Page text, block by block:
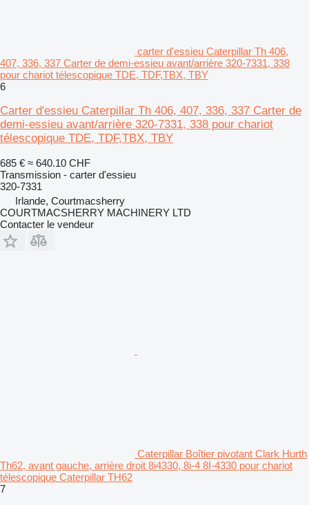
carter d'essieu Caterpillar Th 406,
407, 336, 337 Carter de demi-essieu avant/arrière 320-7331, 338
pour chariot télescopique TDE, TDF,TBX, TBY
6
Carter d'essieu Caterpillar Th 406, 407, 336, 337 Carter de
demi-essieu avant/arrière 320-7331, 338 pour chariot
télescopique TDE, TDF,TBX, TBY
685 € ≈ 640.10 CHF
Transmission - carter d'essieu
320-7331
Irlande, Courtmacsherry
COURTMACSHERRY MACHINERY LTD
Contacter le vendeur
Caterpillar Boîtier pivotant Clark Hurth
Th62, avant gauche, arrière droit 8i4330, 8i-4 8I-4330 pour chariot
télescopique Caterpillar TH62
7